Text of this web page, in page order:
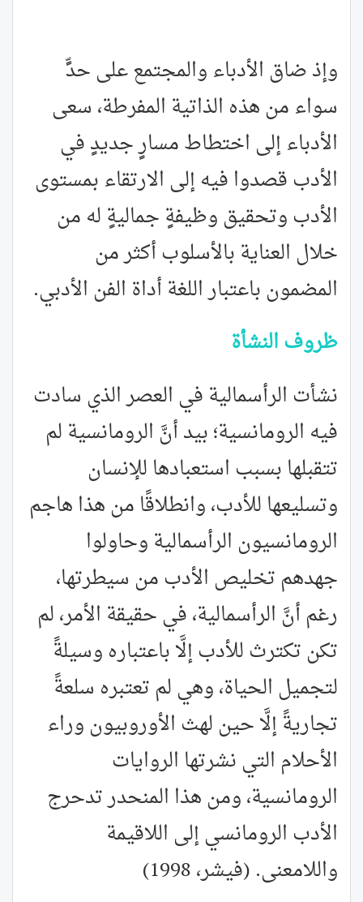
وإذ ضاق الأدباء والمجتمع على حدٍّ
سواء من هذه الذاتية المفرطة، سعى
الأدباء إلى اختطاط مسارٍ جديدٍ في
الأدب قصدوا فيه إلى الارتقاء بمستوى
الأدب وتحقيق وظيفةٍ جماليةٍ له من
خلال العناية بالأسلوب أكثر من
المضمون باعتبار اللغة أداة الفن الأدبي.
ظروف النشأة
نشأت الرأسمالية في العصر الذي سادت
فيه الرومانسية؛ بيد أنَّ الرومانسية لم
تتقبلها بسبب استعبادها للإنسان
وتسليعها للأدب، وانطلاقًا من هذا هاجم
الرومانسيون الرأسمالية وحاولوا
جهدهم تخليص الأدب من سيطرتها،
رغم أنَّ الرأسمالية، في حقيقة الأمر، لم
تكن تكترث للأدب إلَّا باعتباره وسيلةً
لتجميل الحياة، وهي لم تعتبره سلعةً
تجاريةً إلَّا حين لهث الأوروبيون وراء
الأحلام التي نشرتها الروايات
الرومانسية، ومن هذا المنحدر تدحرج
الأدب الرومانسي إلى اللاقيمة
واللامعنى. (فيشر، 1998)